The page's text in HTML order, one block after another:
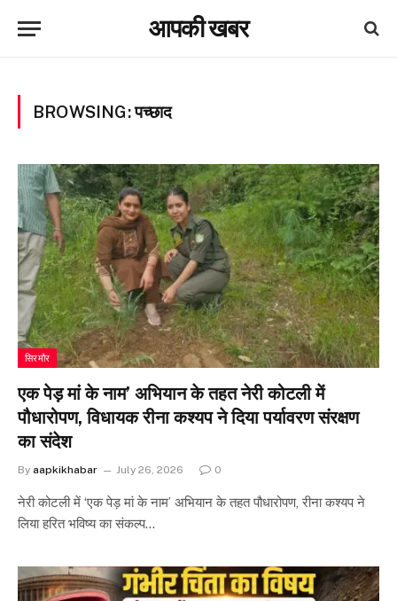
आपकी खबर
BROWSING:पच्छाद
सिरमौर
एक पेड़ मां के नाम’ अभियान के तहत नेरी कोटली में
पौधारोपण, विधायक रीना कश्यप ने दिया पर्यावरण संरक्षण
का संदेश
By aapkikhabar July 26, 2026 0
नेरी कोटली में ‘एक पेड़ मां के नाम’ अभियान के तहत पौधारोपण, रीना कश्यप ने
लिया हरित भविष्य का संकल्प…